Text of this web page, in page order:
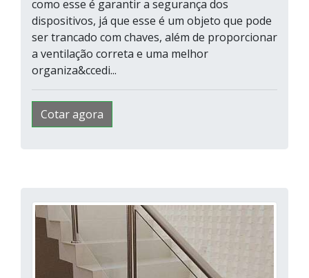
como esse é garantir a segurança dos
dispositivos, já que esse é um objeto que pode
ser trancado com chaves, além de proporcionar
a ventilação correta e uma melhor
organiza&ccedi...
Cotar agora